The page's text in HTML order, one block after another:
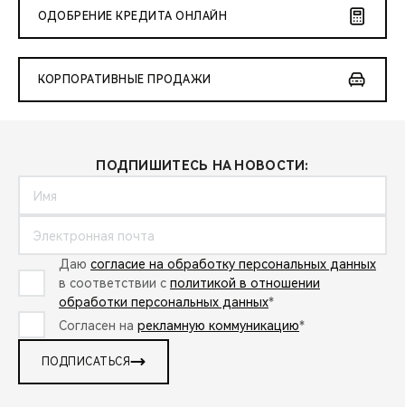
ОДОБРЕНИЕ КРЕДИТА ОНЛАЙН
КОРПОРАТИВНЫЕ ПРОДАЖИ
ПОДПИШИТЕСЬ НА НОВОСТИ:
Даю согласие на обработку персональных данных
в соответствии с политикой в отношении
обработки персональных данных*
Согласен на рекламную коммуникацию*
ПОДПИСАТЬСЯ